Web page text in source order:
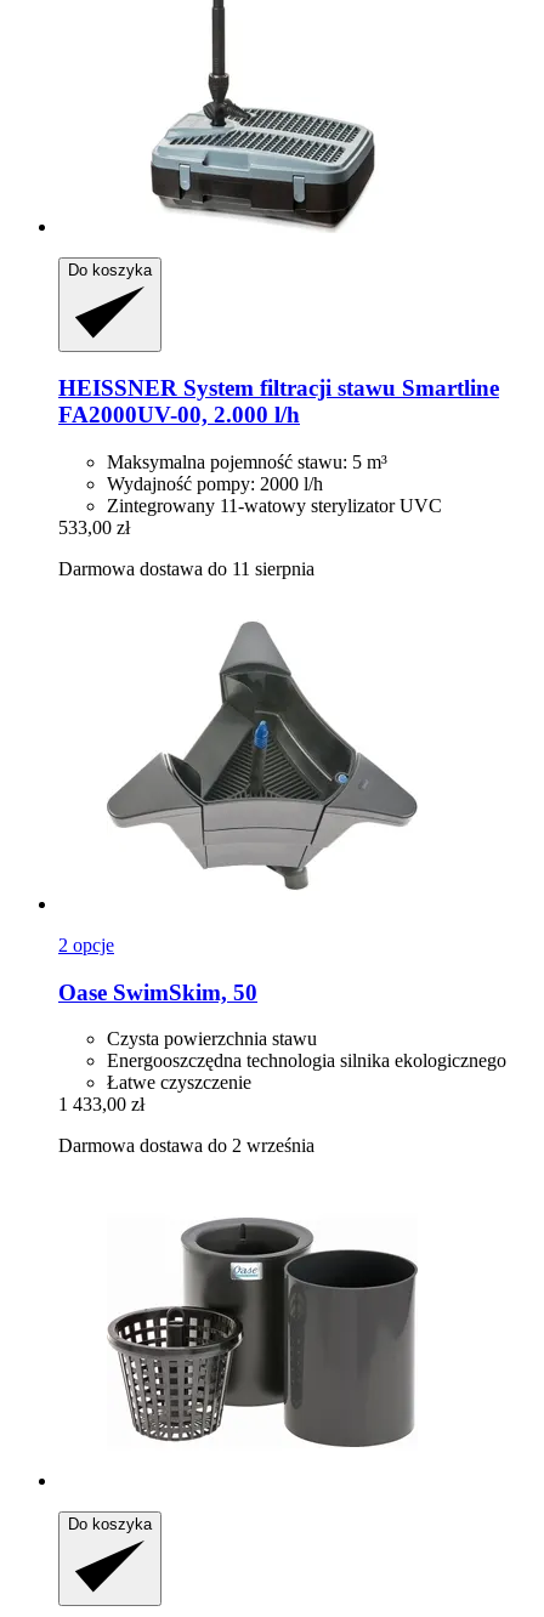
Do koszyka
HEISSNER System filtracji stawu Smartline
FA2000UV-​00, 2.000 l/h
Maksymalna pojemność stawu: 5 m³
Wydajność pompy: 2000 l/h
Zintegrowany 11-watowy sterylizator UVC
533,00 zł
Darmowa dostawa do 11 sierpnia
2 opcje
Oase SwimSkim, 50
Czysta powierzchnia stawu
Energooszczędna technologia silnika ekologicznego
Łatwe czyszczenie
1 433,00 zł
Darmowa dostawa do 2 września
Do koszyka